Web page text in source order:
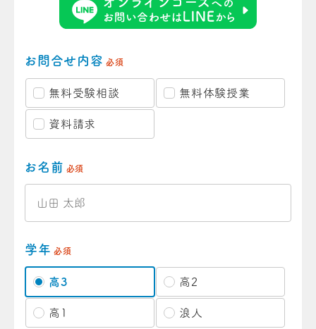
お問合せ内容 必須
無料受験相談 無料体験授業
資料請求
お名前 必須
学年 必須
高3 高2
高1 浪人